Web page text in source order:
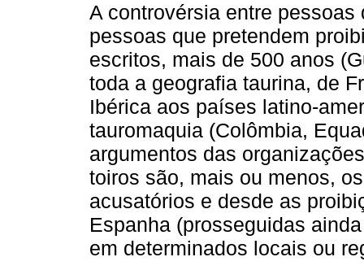
A controvérsia entre
pessoas que pretendem
escritos, mais de 500 anos
toda a geografia taurina, de
Ibérica aos países latino-
tauromaquia (Colômbia,
argumentos das
toiros são, mais ou menos,
acusatórios e desde as
Espanha (prosseguidas
em determinados locais ou